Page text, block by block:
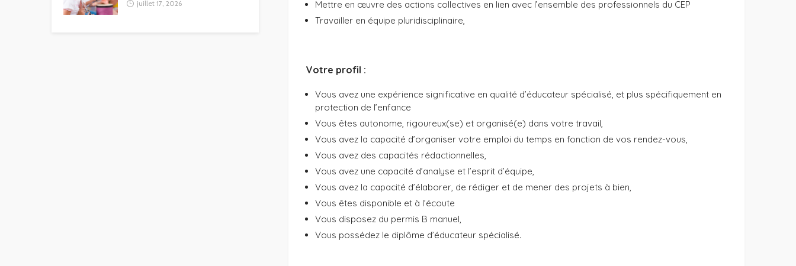
Mettre en œuvre des actions collectives en lien avec l’ensemble des professionnels du CEP
Travailler en équipe pluridisciplinaire,
Votre profil :
Vous avez une expérience significative en qualité d’éducateur spécialisé, et plus spécifiquement en
protection de l’enfance
Vous êtes autonome, rigoureux(se) et organisé(e) dans votre travail,
Vous avez la capacité d’organiser votre emploi du temps en fonction de vos rendez-vous,
Vous avez des capacités rédactionnelles,
Vous avez une capacité d’analyse et l’esprit d’équipe,
Vous avez la capacité d’élaborer, de rédiger et de mener des projets à bien,
Vous êtes disponible et à l’écoute
Vous disposez du permis B manuel,
Vous possédez le diplôme d’éducateur spécialisé.
juillet 17, 2026